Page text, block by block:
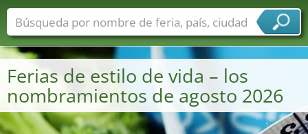
Ferias de estilo de vida – los
nombramientos de agosto 2026
Nombres de ferias Países
Ciudades
Sectores de ferias
Sectores de proveedor de servicios